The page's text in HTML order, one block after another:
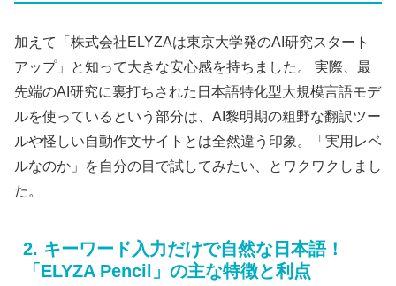
加えて「株式会社ELYZAは東京大学発のAI研究スタート
アップ」と知って大きな安心感を持ちました。 実際、最
先端のAI研究に裏打ちされた日本語特化型大規模言語モデ
ルを使っているという部分は、AI黎明期の粗野な翻訳ツー
ルや怪しい自動作文サイトとは全然違う印象。「実用レベ
ルなのか」を自分の目で試してみたい、とワクワクしまし
た。
2. キーワード入力だけで自然な日本語！
「ELYZA Pencil」の主な特徴と利点